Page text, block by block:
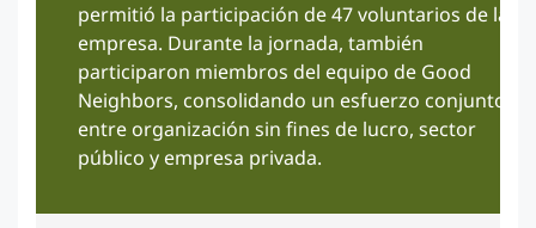
permitió la participación de 47 voluntarios de la
empresa. Durante la jornada, también
participaron miembros del equipo de Good
Neighbors, consolidando un esfuerzo conjunto
entre organización sin fines de lucro, sector
público y empresa privada.